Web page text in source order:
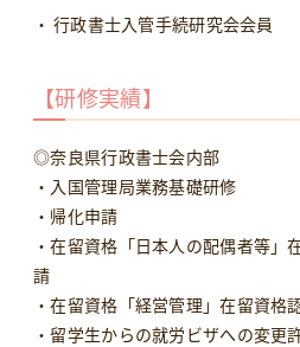
行政書士入管手続研究会会員
【研修実績】
◎奈良県行政書士会内部
・入国管理局業務基礎研修
・帰化申請
・在留資格「日本人の配偶者等」
請
・在留資格「経営管理」在留資格
・留学生からの就労ビザへの変更